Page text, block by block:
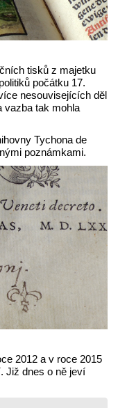
tisků z majetku
počátku 17.
nesouvisejících děl
vazba tak mohla
Tychona de
poznámkami.
2012 a v roce 2015
Již dnes o ně jeví